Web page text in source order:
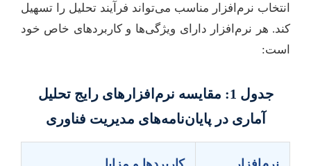
انتخاب نرم‌افزار مناسب می‌تواند فرآیند تحلیل را تسهیل
کند. هر نرم‌افزار دارای ویژگی‌ها و کاربردهای خاص خود
است:
جدول 1: مقایسه نرم‌افزارهای رایج تحلیل
آماری در پایان‌نامه‌های مدیریت فناوری